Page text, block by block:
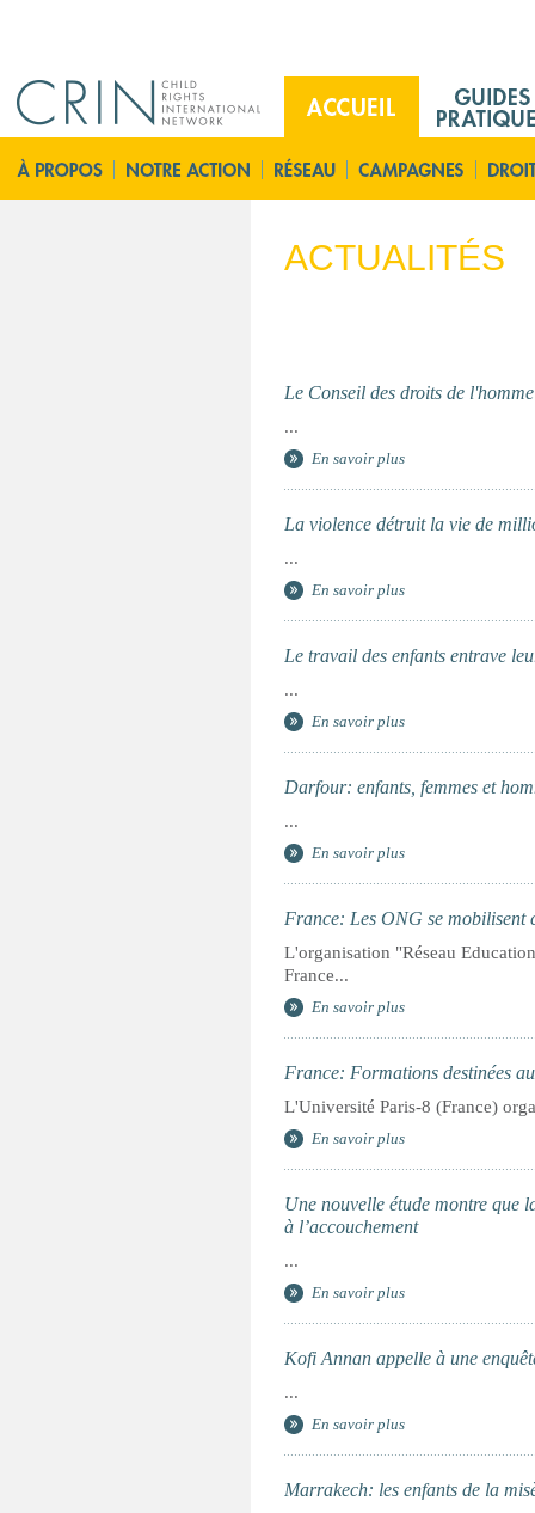
n
M
n
c
ACTUALITÉS
Le Conseil des droits de
...
En savoir plus
La violence détruit la vie de
...
En savoir plus
Le travail des enfants entrave
...
En savoir plus
Darfour: enfants, femmes et
...
En savoir plus
France: Les ONG se mobilisent
L'organisation "Réseau
France...
En savoir plus
France: Formations destinées
L'Université Paris-8 (France)
En savoir plus
Une nouvelle étude montre que
à l’accouchement
...
En savoir plus
Kofi Annan appelle à une
...
En savoir plus
Marrakech: les enfants de la